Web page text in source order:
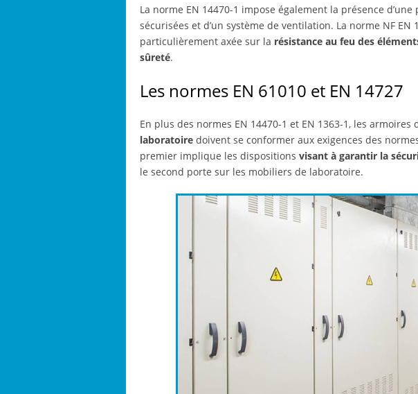
La norme EN 14470-1 impose également la présence
sécurisées et d’un système de ventilation. La norme NF EN
particulièrement axée sur la résistance au feu des
sûreté.
Les normes EN 61010 et EN 14727
En plus des normes EN 14470-1 et EN 1363-1, les
laboratoire doivent se conformer aux exigences des
premier implique les dispositions visant à garantir la
le second porte sur les mobiliers de laboratoire.